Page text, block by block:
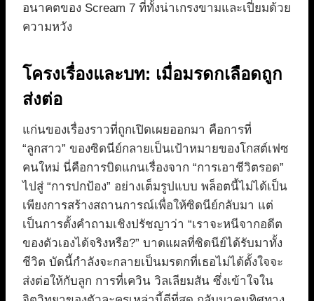
อนาคตของ Scream 7 ที่ทั้งน่าเกรงขามและเปี่ยมด้วย
ความหวัง
โครงเรื่องและบท: เมื่อมรดกเลือดถูก
ส่งต่อ
แก่นของเรื่องราวที่ถูกเปิดเผยออกมา คือการที่
“ลูกสาว” ของซิดนีย์กลายเป็นเป้าหมายของโกสต์เฟซ
คนใหม่ นี่คือการบิดแกนเรื่องจาก “การเอาชีวิตรอด”
ไปสู่ “การปกป้อง” อย่างเต็มรูปแบบ พล็อตนี้ไม่ได้เป็น
เพียงการสร้างสถานการณ์เพื่อให้ซิดนีย์กลับมา แต่
เป็นการตั้งคำถามเชิงปรัชญาว่า “เราจะหนีจากอดีต
ของตัวเองได้จริงหรือ?” บาดแผลที่ซิดนีย์ได้รับมาทั้ง
ชีวิต บัดนี้กำลังจะกลายเป็นมรดกที่เธอไม่ได้ตั้งใจจะ
ส่งต่อให้กับลูก การที่เควิน วิลเลียมสัน ซึ่งเข้าใจใน